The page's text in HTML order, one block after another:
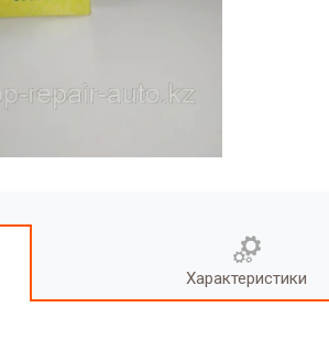
Характеристики